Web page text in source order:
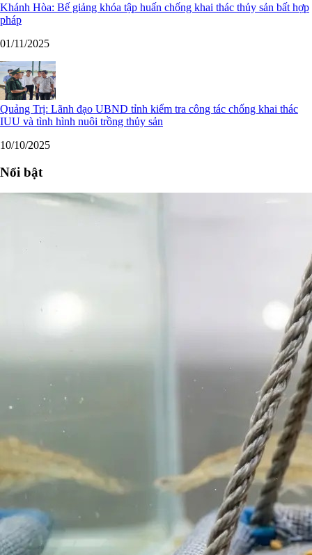
Khánh Hòa: Bế giảng khóa tập huấn chống khai thác thủy sản bất hợp
pháp
01/11/2025
Quảng Trị: Lãnh đạo UBND tỉnh kiểm tra công tác chống khai thác
IUU và tình hình nuôi trồng thủy sản
10/10/2025
Nổi bật